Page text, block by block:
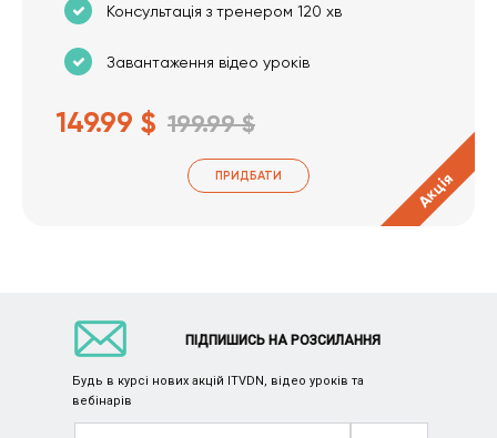
Консультація з тренером 120 хв
Завантаження відео уроків
149.99 $ 199.99 $
ПРИДБАТИ Акція
ПІДПИШИСЬ НА РОЗСИЛАННЯ
Будь в курсі нових акцій ITVDN, відео уроків та
вебінарів